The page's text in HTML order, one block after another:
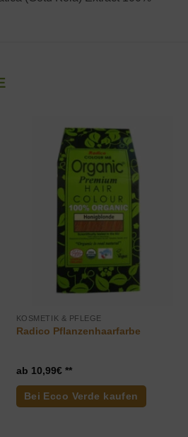
KOSMETIK & PFLEGE
Radico Pflanzenhaarfarbe
10,99€
Bei Ecco Verde kaufen